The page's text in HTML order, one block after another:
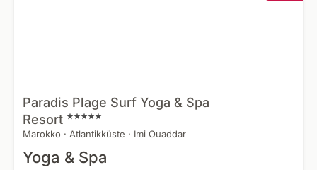
Paradis Plage Surf Yoga & Spa
Resort
Marokko · Atlantikküste · Imi Ouaddar
Yoga & Spa